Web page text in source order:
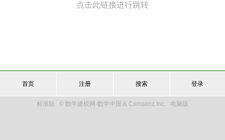
点击此链接进行跳转
首页 注册 搜索 登录
标准版 © 数学建模网-数学中国 & Comsenz Inc. 电脑版